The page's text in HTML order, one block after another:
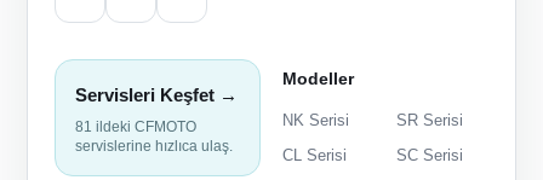
Servisleri Keşfet →
81 ildeki CFMOTO
servislerine hızlıca ulaş.
Modeller
NK Serisi
SR Serisi
CL Serisi
SC Serisi